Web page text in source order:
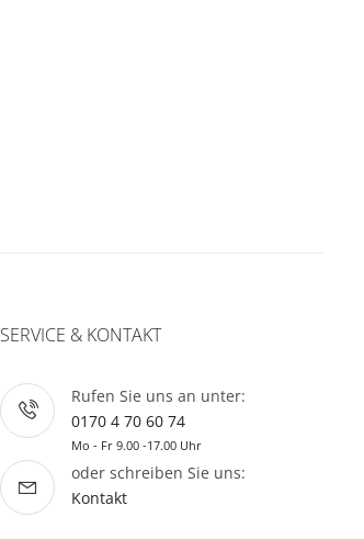
SERVICE & KONTAKT
Rufen Sie uns an unter:
0170 4 70 60 74
Mo - Fr 9.00 -17.00 Uhr
oder schreiben Sie uns:
Kontakt